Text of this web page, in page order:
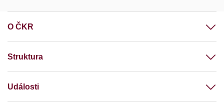
O ČKR
Struktura
Události